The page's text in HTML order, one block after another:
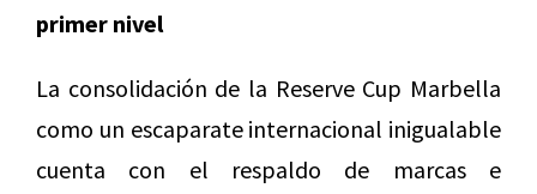
primer nivel
La consolidación de la Reserve Cup Marbella
como un escaparate internacional inigualable
cuenta con el respaldo de marcas e